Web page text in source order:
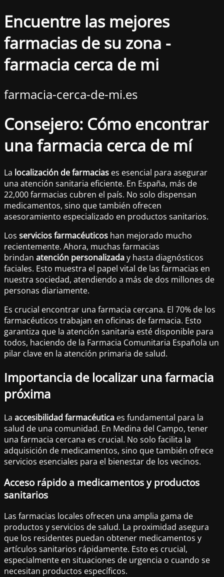
Encuentre las mejores
farmacias de su zona -
farmacia cerca de mi
farmacia-cerca-de-mi.es
Consejero: Cómo encontrar
una farmacia cerca de mí
La localización de farmacias es esencial para asegurar
una atención sanitaria eficiente. En España, más de
22,000 farmacias cubren el país. No solo dispensan
medicamentos, sino que también ofrecen
asesoramiento especializado en productos sanitarios.
Los servicios farmacéuticos han mejorado mucho
recientemente. Ahora, muchas farmacias
brindan atención personalizaday hasta diagnósticos
faciales. Esto muestra el papel vital de las farmacias en
nuestra sociedad, atendiendo a más de dos millones de
personas diariamente.
Es crucial encontrar una farmacia cercana. El 70% de los
farmacéuticos trabajan en oficinas de farmacia. Esto
garantiza que la atención sanitaria esté disponible para
todos, haciendo de la Farmacia Comunitaria Española un
pilar clave en la atención primaria de salud.
Importancia de localizar una farmacia
próxima
La accesibilidad farmacéutica es fundamental para la
salud de una comunidad. En Medina del Campo, tener
una farmacia cercana es crucial. No solo facilita la
adquisición de medicamentos, sino que también ofrece
servicios esenciales para el bienestar de los vecinos.
Acceso rápido a medicamentos y productos
sanitarios
Las farmacias locales ofrecen una amplia gama de
productos y servicios de salud. La proximidad asegura
que los residentes puedan obtener medicamentos y
artículos sanitarios rápidamente. Esto es crucial,
especialmente en situaciones de urgencia o cuando se
necesitan productos específicos.